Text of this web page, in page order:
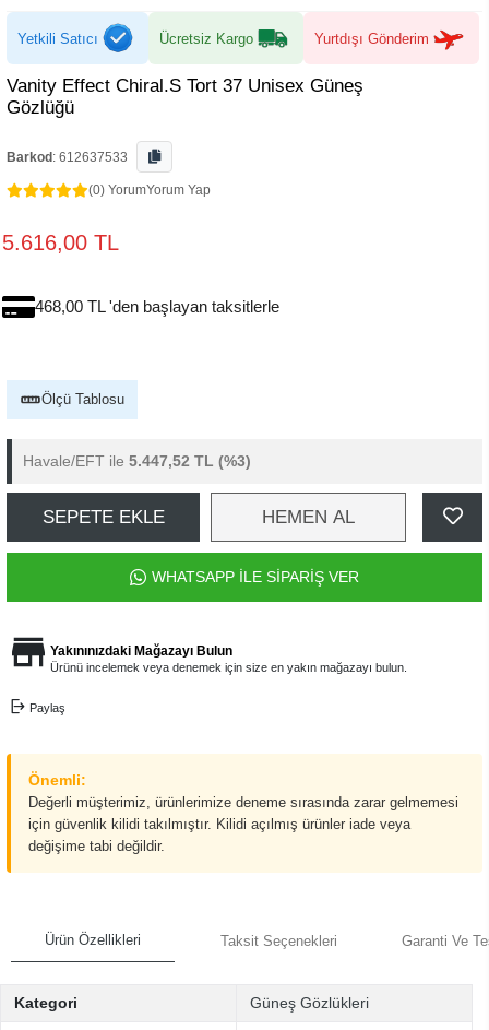
Yetkili Satıcı Ücretsiz Kargo Yurtdışı Gönderim
Vanity Effect Chiral.S Tort 37 Unisex Güneş
Gözlüğü
Barkod : 612637533
(0) YorumYorum Yap
5.616,00 TL
468,00 TL 'den başlayan taksitlerle
Ölçü Tablosu
Havale/EFT ile 5.447,52 TL (%3)
SEPETE EKLE HEMEN AL
WHATSAPP İLE SİPARİŞ VER
Yakınınızdaki Mağazayı Bulun
Ürünü incelemek veya denemek için size en yakın mağazayı bulun.
Paylaş
Önemli:
Değerli müşterimiz, ürünlerimize deneme sırasında zarar gelmemesi
için güvenlik kilidi takılmıştır. Kilidi açılmış ürünler iade veya
değişime tabi değildir.
Ürün Özellikleri Taksit Seçenekleri Garanti Ve
Kategori Güneş Gözlükleri